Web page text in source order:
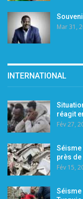
Mar 31,
INTERNATIONAL
réagit
Fév 27,
Séisme
près de
Fév 15,
Séisme